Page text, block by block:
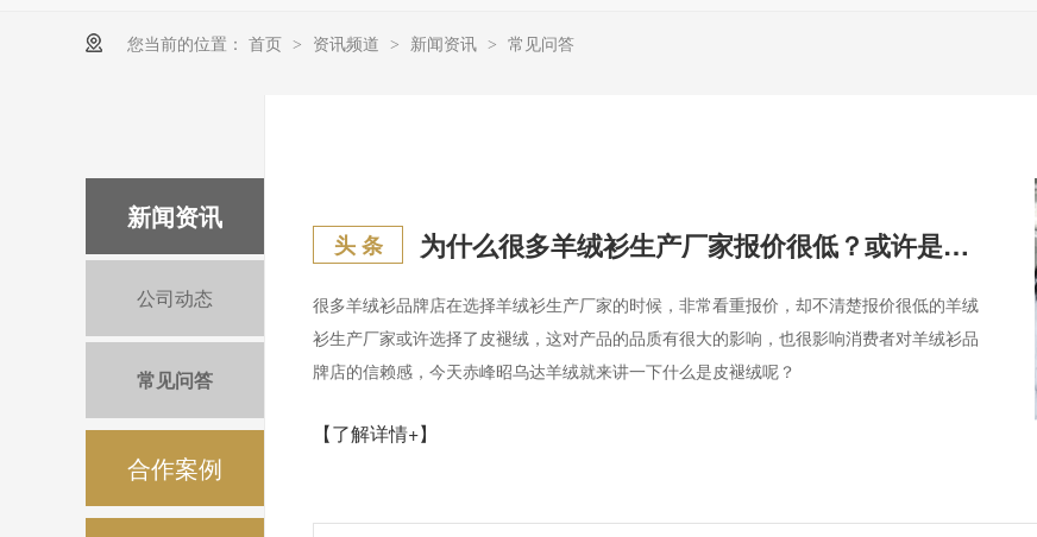
您当前的位置： 首页 > 资讯频道 > 新闻资讯 > 常见问答
头 条 为什么很多羊绒衫生产厂家报价很低？或许是用了皮褪绒
很多羊绒衫品牌店在选择羊绒衫生产厂家的时候，非常看重报价，却不清楚报价很低的羊绒
衫生产厂家或许选择了皮褪绒，这对产品的品质有很大的影响，也很影响消费者对羊绒衫品
牌店的信赖感，今天赤峰昭乌达羊绒就来讲一下什么是皮褪绒呢？
【了解详情+】
新闻资讯
公司动态
常见问答
合作案例